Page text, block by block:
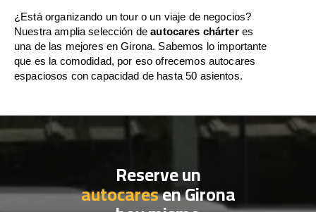
¿Está organizando un tour o un viaje de negocios?
Nuestra amplia selección deautocares chárteres
una de las mejores en Girona. Sabemos lo importante
que es la comodidad, por eso ofrecemos autocares
espaciosos con capacidad de hasta 50 asientos.
Reserve un
autocaresen Girona